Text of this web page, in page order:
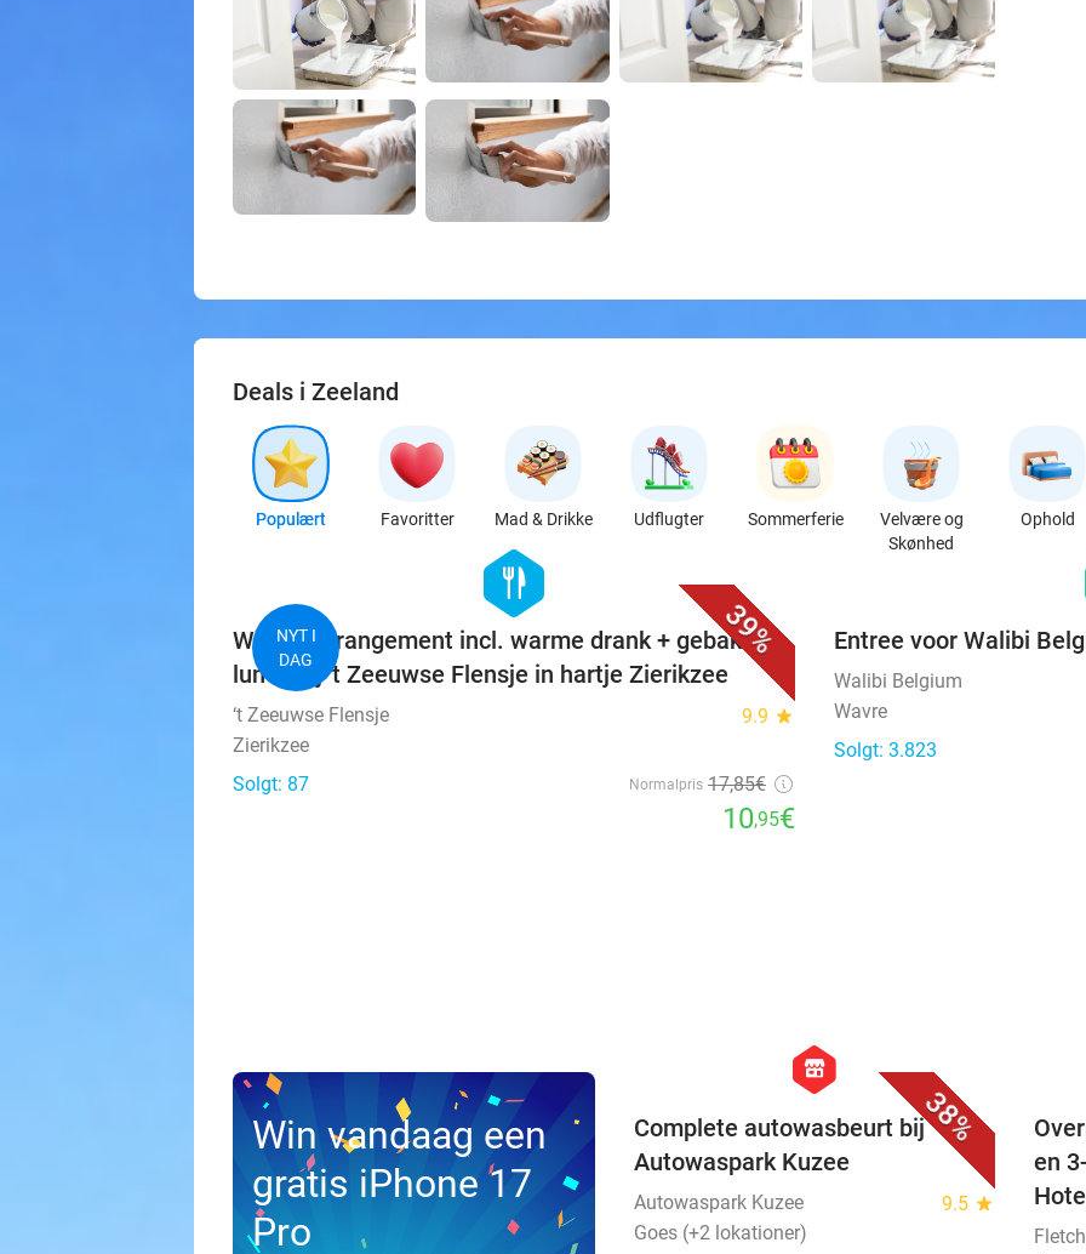
Populært Favoritter Mad & Drikke Udflugter Sommerferie
Velvære og
Skønhed
Ophold
39%
NYT I
DAG
favorite_border
hexagon
food
Wandelarrangement incl. warme drank + gebak +
lunch bij 't Zeeuwse Flensje in hartje Zierikzee
‘t Zeeuwse Flensje 9.9star
Zierikzee
Solgt: 87
10,95€
Entree voor Walibi
Walibi Belgium
Wavre
Solgt: 3.823
Win vandaag een
gratis iPhone 17
Pro
38%
hexagon
Complete autowasbeurt bij
Autowaspark Kuzee
Autowaspark Kuzee 9.5star
Goes (+2 lokationer)
Solgt: 2.938
en